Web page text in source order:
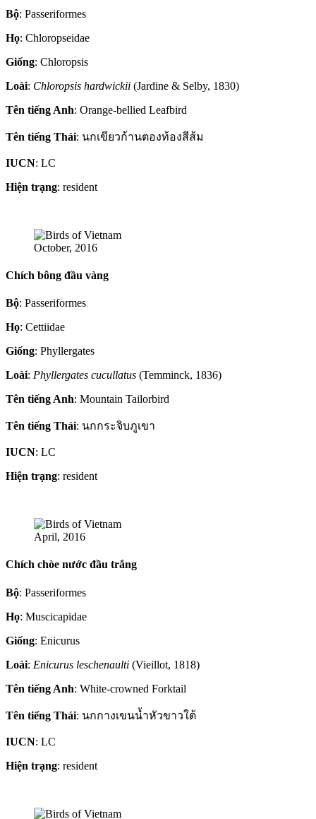
Bộ: Passeriformes
Họ: Chloropseidae
Giống: Chloropsis
Loài: Chloropsis hardwickii (Jardine & Selby, 1830)
Tên tiếng Anh: Orange-bellied Leafbird
Tên tiếng Thái: นกเขียวก้านตองท้องสีส้ม
IUCN: LC
Hiện trạng: resident
October, 2016
Chích bông đầu vàng
Bộ: Passeriformes
Họ: Cettiidae
Giống: Phyllergates
Loài: Phyllergates cucullatus (Temminck, 1836)
Tên tiếng Anh: Mountain Tailorbird
Tên tiếng Thái: นกกระจิบภูเขา
IUCN: LC
Hiện trạng: resident
April, 2016
Chích chòe nước đầu trắng
Bộ: Passeriformes
Họ: Muscicapidae
Giống: Enicurus
Loài: Enicurus leschenaulti (Vieillot, 1818)
Tên tiếng Anh: White-crowned Forktail
Tên tiếng Thái: นกกางเขนน้ำหัวขาวใต้
IUCN: LC
Hiện trạng: resident